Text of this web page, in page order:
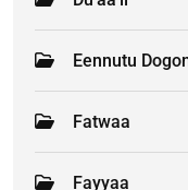
Eennutu
Fatwaa
Fayyaa